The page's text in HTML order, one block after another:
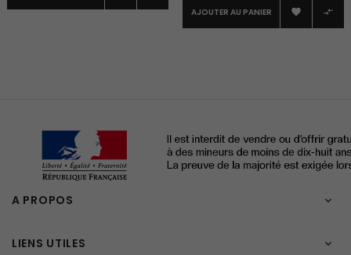
AJOUTER AU PANIER  
A PROPOS 
LIENS UTILES 